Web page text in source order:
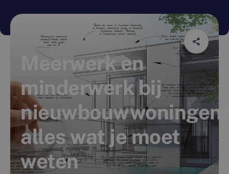
Meerwerk en
minderwerk bij
nieuwbouwwoningen:
alles wat je moet
weten